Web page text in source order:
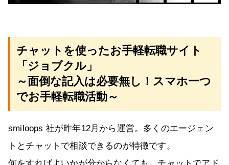
チャットを使ったお手軽転職サイト
「ジョブクル」
～面倒な記入は必要無し！スマホ一つ
でお手軽転職活動～
smiloops 社が昨年12月から運営。多くのエージェン
トとチャットで相談できるのが特徴です。